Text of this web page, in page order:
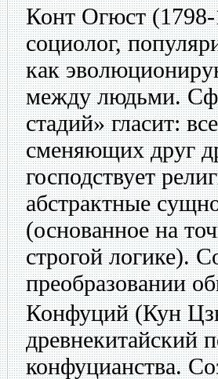
Конт Огюст
социолог,
как
между людьми.
стадий» гласит:
сменяющих друг
господствует
абстрактные
(основанное на
строгой логике).
преобразовании
Конфуций (Кун
древнекитайский
конфуцианства.